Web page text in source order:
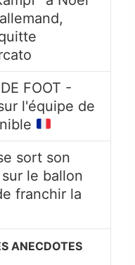
FOOT -
l'équipe de
sort son
le ballon
franchir la